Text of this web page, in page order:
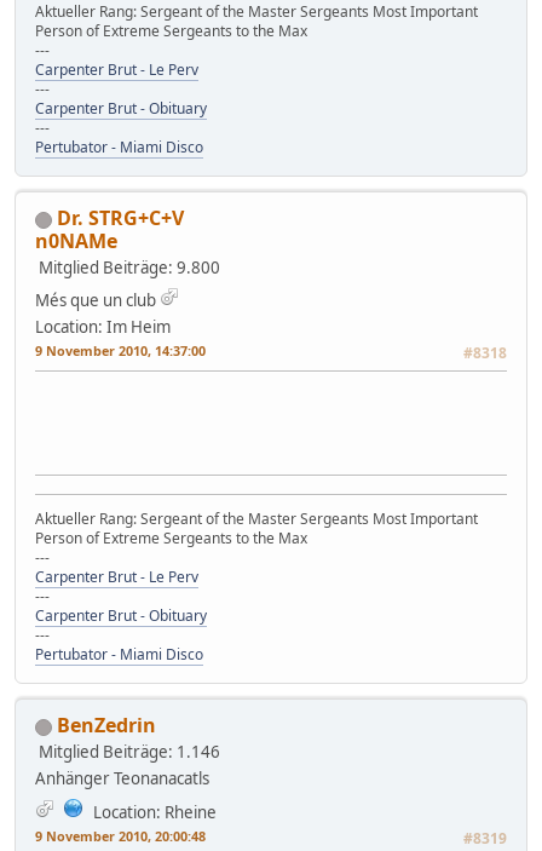
Aktueller Rang: Sergeant of the Master Sergeants Most Important
Person of Extreme Sergeants to the Max
---
Carpenter Brut - Le Perv
---
Carpenter Brut - Obituary
---
Pertubator - Miami Disco
Dr. STRG+C+V
n0NAMe
Mitglied Beiträge: 9.800
Més que un club
Location: Im Heim
9 November 2010, 14:37:00 #8318
Aktueller Rang: Sergeant of the Master Sergeants Most Important
Person of Extreme Sergeants to the Max
---
Carpenter Brut - Le Perv
---
Carpenter Brut - Obituary
---
Pertubator - Miami Disco
BenZedrin
Mitglied Beiträge: 1.146
Anhänger Teonanacatls
Location: Rheine
9 November 2010, 20:00:48 #8319